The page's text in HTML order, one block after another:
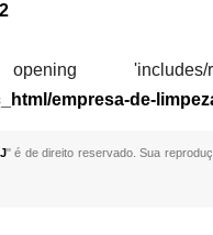
'includes/
empresa-de-
" é de direito reservado. Sua